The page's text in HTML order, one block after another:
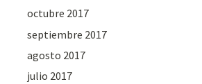
octubre 2017
septiembre 2017
agosto 2017
julio 2017